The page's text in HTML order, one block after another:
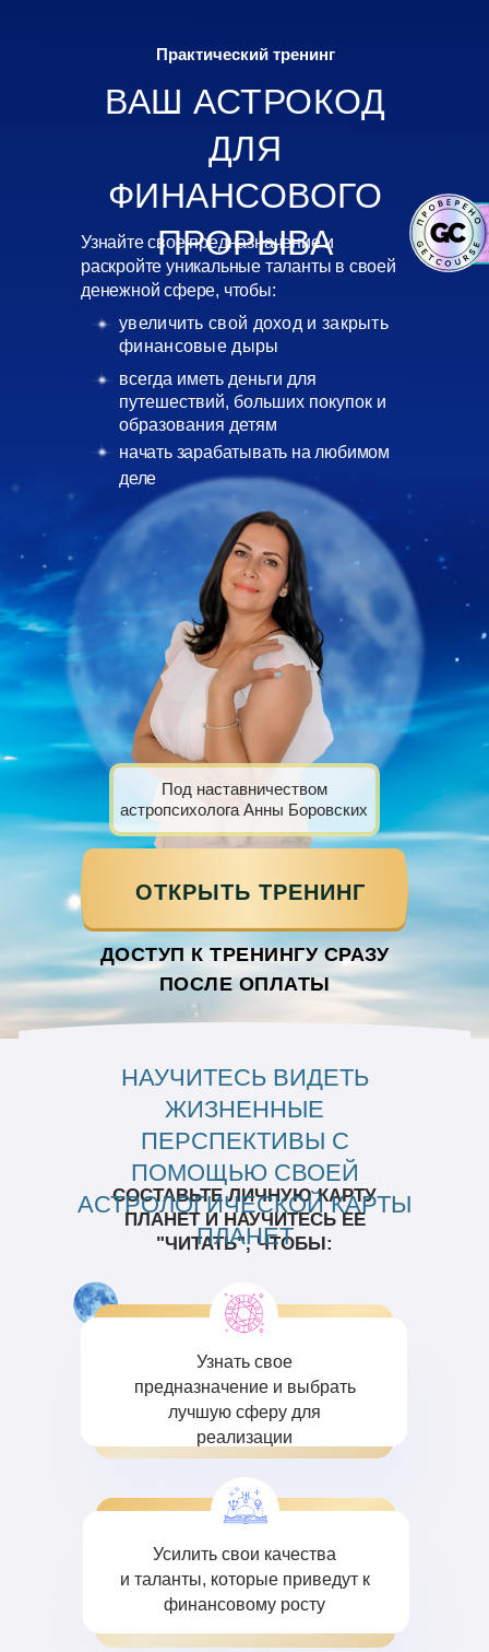
Практический тренинг
ВАШ АСТРОКОД
ДЛЯ
ФИНАНСОВОГО
ПРОРЫВА
Узнайте свое предназначение и
раскройте уникальные таланты в своей
денежной сфере, чтобы:
увеличить свой доход и закрыть
финансовые дыры
Под наставничеством
астропсихолога Анны Боровских
всегда иметь деньги для
путешествий, больших покупок и
образования детям
начать зарабатывать на любимом
деле
ДОСТУП К ТРЕНИНГУ СРАЗУ
ПОСЛЕ ОПЛАТЫ
ОТКРЫТЬ ТРЕНИНГ
НАУЧИТЕСЬ ВИДЕТЬ
ЖИЗНЕННЫЕ
ПЕРСПЕКТИВЫ
АСТРОЛОГИЧЕСКОЙ КАРТЫ
ПЛАНЕТ
СОСТАВЬТЕ ЛИЧНУЮ КАРТУ
ПЛАНЕТ И НАУЧИТЕСЬ ЕЕ
"ЧИТАТЬ", ЧТОБЫ:
Узнать свое
предназначение и выбрать
лучшую сферу для
реализации
Усилить свои качества
и таланты, которые приведут к
финансовому росту
НАУЧИТЕСЬ ВИДЕТЬ
ЖИЗНЕННЫЕ
ПЕРСПЕКТИВЫ С
ПОМОЩЬЮ СВОЕЙ
АСТРОЛОГИЧЕСКОЙ КАРТЫ
ПЛАНЕТ